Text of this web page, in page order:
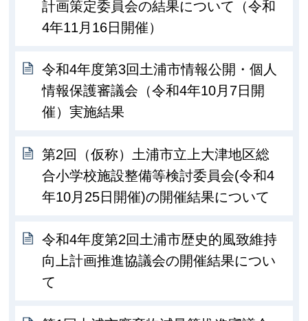
計画策定委員会の結果について（令和
4年11月16日開催）
令和4年度第3回土浦市情報公開・個人
情報保護審議会（令和4年10月7日開
催）実施結果
第2回（仮称）土浦市立上大津地区総
合小学校施設整備等検討委員会(令和4
年10月25日開催)の開催結果について
令和4年度第2回土浦市歴史的風致維持
向上計画推進協議会の開催結果につい
て